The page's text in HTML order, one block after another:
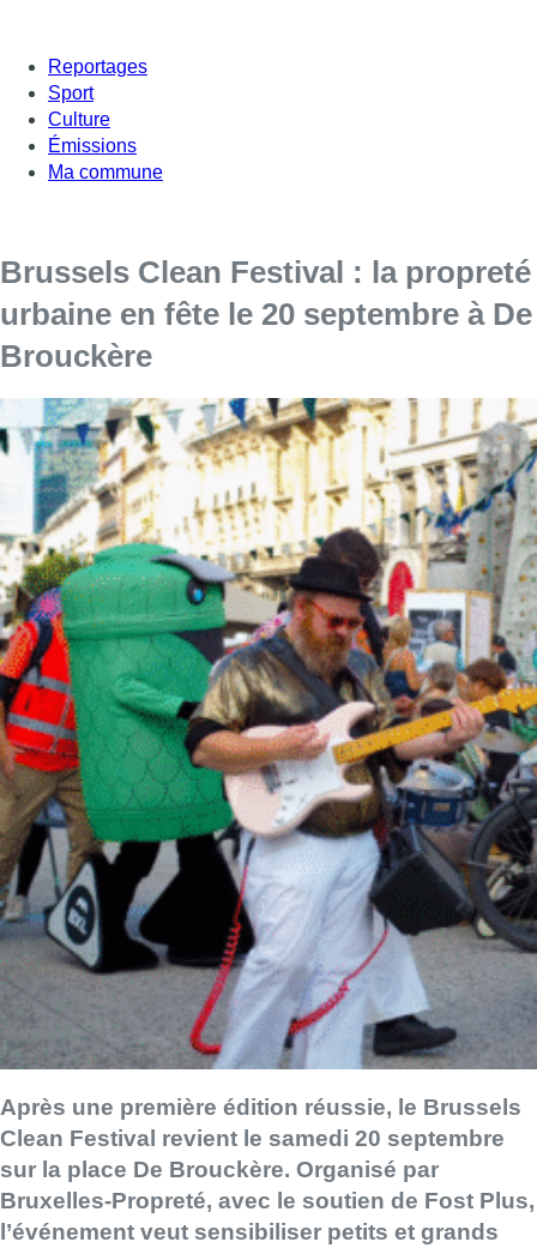
Reportages
Sport
Culture
Émissions
Ma commune
Brussels Clean Festival : la propreté
urbaine en fête le 20 septembre à De
Brouckère
Après une première édition réussie, le Brussels
Clean Festival revient le samedi 20 septembre
sur la place De Brouckère. Organisé par
Bruxelles-Propreté, avec le soutien de Fost Plus,
l’événement veut sensibiliser petits et grands